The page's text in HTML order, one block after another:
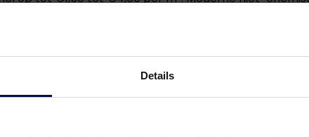
Details
per m³. Zelfs als de investering hoger ligt, verdient
bevatten waardevolle eiwitten en